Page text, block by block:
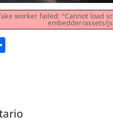
worker failed: "Cannot load
embedder/assets/